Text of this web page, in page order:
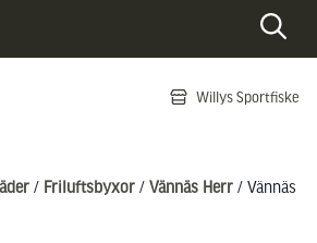
Willys Sportfiske
/ Friluftsbyxor / Vännäs Herr / Vännäs